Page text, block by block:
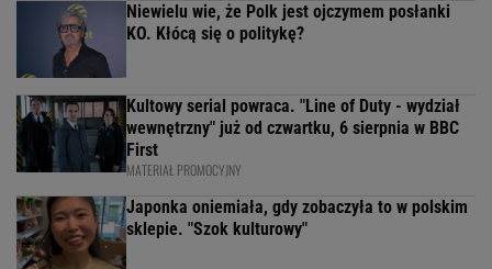
Niewielu wie, że Polk jest ojczymem posłanki
KO. Kłócą się o politykę?
Kultowy serial powraca. "Line of Duty - wydział
wewnętrzny" już od czwartku, 6 sierpnia w BBC
First
MATERIAŁ PROMOCYJNY
Japonka oniemiała, gdy zobaczyła to w polskim
sklepie. "Szok kulturowy"